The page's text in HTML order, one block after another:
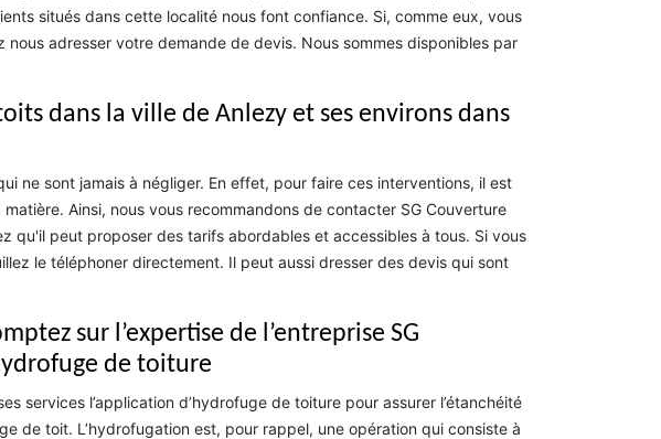
situés dans cette localité nous font confiance. Si, comme eux, vous
adresser votre demande de devis. Nous sommes disponibles par
dans la ville de Anlezy et ses environs dans
ne sont jamais à négliger. En effet, pour faire ces interventions, il est
Ainsi, nous vous recommandons de contacter SG Couverture
qu'il peut proposer des tarifs abordables et accessibles à tous. Si vous
le téléphoner directement. Il peut aussi dresser des devis qui sont
sur l’expertise de l’entreprise SG
de toiture
services l’application d’hydrofuge de toiture pour assurer l’étanchéité
de toit. L’hydrofugation est, pour rappel, une opération qui consiste à